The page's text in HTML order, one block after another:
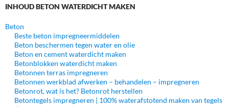
INHOUD BETON WATERDICHT MAKEN
Beton
Beste beton impregneermiddelen
Beton beschermen tegen water en olie
Beton en cement waterdicht maken
Betonblokken waterdicht maken
Betonnen terras impregneren
Betonnen werkblad afwerken – behandelen – impregneren
Betonrot, wat is het? Betonrot herstellen
Betontegels impregneren | 100% waterafstotend maken van tegels